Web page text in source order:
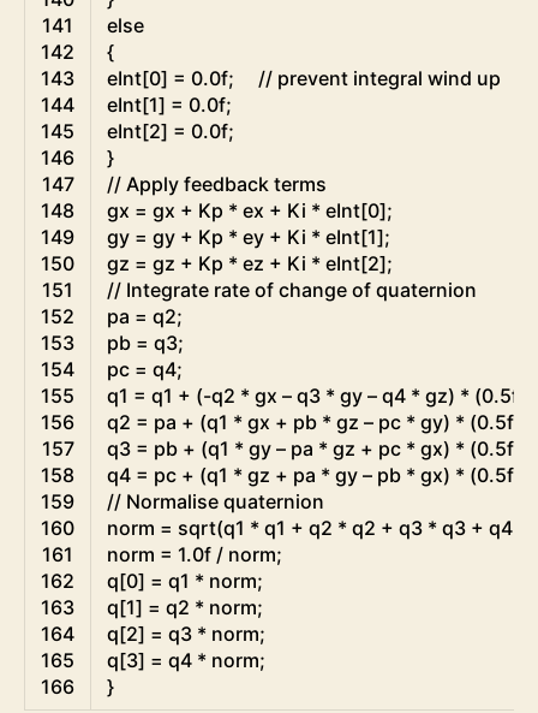
141
142
143
144
145
146
147
148
149
150
151
152
153
154
155
156
157
158
159
160
161
162
163
164
165
166
else
{
eInt[0] = 0.0f;
// prevent integral wind up
eInt[1] = 0.0f;
eInt[2] = 0.0f;
}
// Apply feedback terms
gx = gx + Kp * ex + Ki * eInt[0];
gy = gy + Kp * ey + Ki * eInt[1];
gz = gz + Kp * ez + Ki * eInt[2];
// Integrate rate of change of quaternion
pa = q2;
pb = q3;
pc = q4;
q1 = q1 + (-q2 * gx – q3 * gy – q4 * gz) * (0.5f
q2 = pa + (q1 * gx + pb * gz – pc * gy) * (0.5f
q3 = pb + (q1 * gy – pa * gz + pc * gx) * (0.5f
q4 = pc + (q1 * gz + pa * gy – pb * gx) * (0.5f
// Normalise quaternion
norm = sqrt(q1 * q1 + q2 * q2 + q3 * q3 + q4
norm = 1.0f / norm;
q[0] = q1 * norm;
q[1] = q2 * norm;
q[2] = q3 * norm;
q[3] = q4 * norm;
}